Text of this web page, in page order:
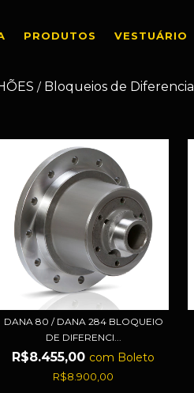
PRODUTOS VESTUÁRIO
/ Bloqueios de Diferencial
DANA 80 / DANA 284 BLOQUEIO
DE DIFERENCI...
R$8.455,00 com Boleto
R$8.900,00